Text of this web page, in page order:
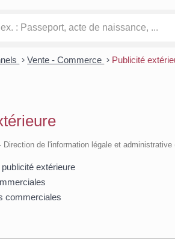
> Vente - Commerce > Publicité
Direction de l'information légale et administrative
publicité extérieure
commerciales